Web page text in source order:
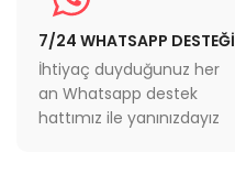
7/24 WHATSAPP DESTEĞİ
İhtiyaç duyduğunuz her
an Whatsapp destek
hattımız ile yanınızdayız